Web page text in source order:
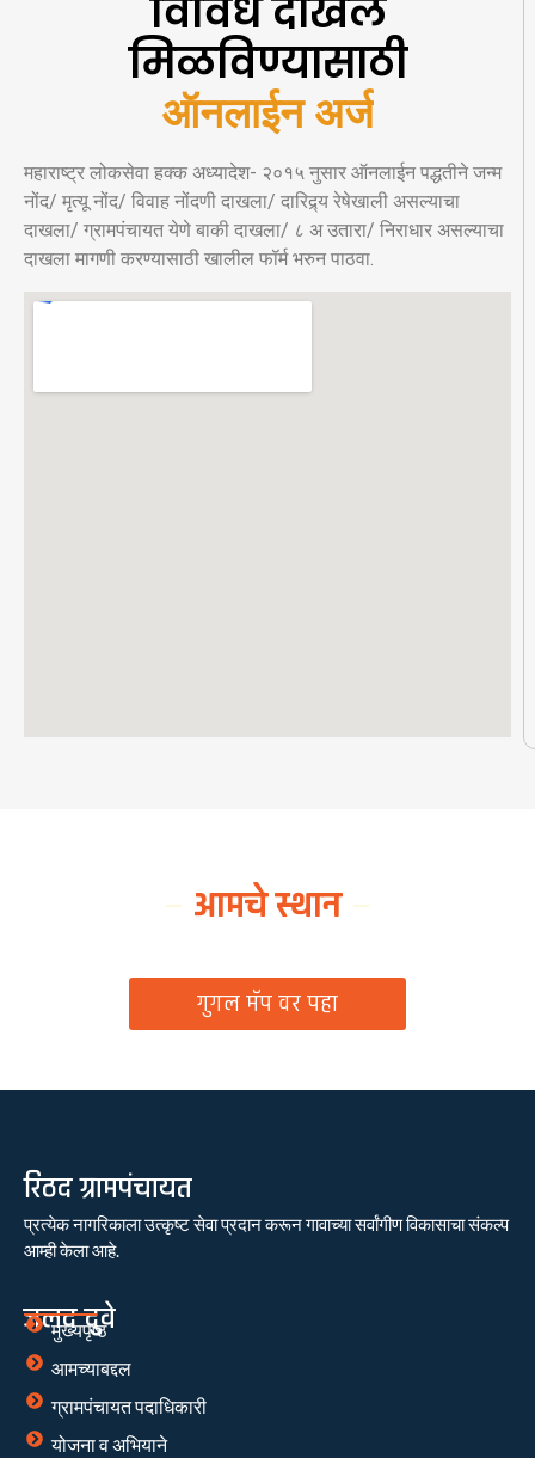
विविध दाखले
मिळविण्यासाठी
ऑनलाईन अर्ज
महाराष्ट्र लोकसेवा हक्क अध्यादेश- २०१५ नुसार ऑनलाईन पद्धतीने जन्म
नोंद/ मृत्यू नोंद/ विवाह नोंदणी दाखला/ दारिद्र्य रेषेखाली असल्याचा
दाखला/ ग्रामपंचायत येणे बाकी दाखला/ ८ अ उतारा/ निराधार असल्याचा
दाखला मागणी करण्यासाठी खालील फॉर्म भरुन पाठवा.
आमचे स्थान
गुगल मॅप वर पहा
रिठद ग्रामपंचायत
प्रत्येक नागरिकाला उत्कृष्ट सेवा प्रदान करून गावाच्या सर्वांगीण विकासाचा संकल्प
आम्ही केला आहे.
जलद दुवे
मुख्यपृष्ठ
आमच्याबद्दल
ग्रामपंचायत पदाधिकारी
योजना व अभियाने